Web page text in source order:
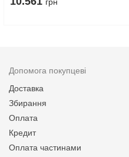
Допомога покупцеві
Доставка
Збирання
Оплата
Кредит
Оплата частинами